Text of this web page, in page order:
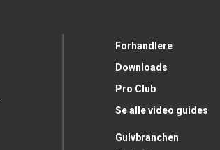
Forhandlere
Downloads
Pro Club
Se alle video guides
Gulvbranchen